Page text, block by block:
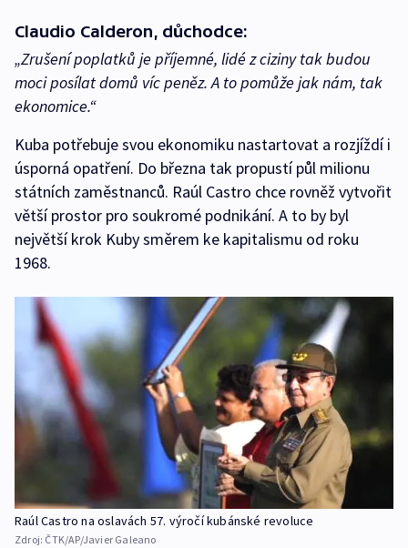
Claudio Calderon, důchodce:
„Zrušení poplatků je příjemné, lidé z ciziny tak budou
moci posílat domů víc peněz. A to pomůže jak nám, tak
ekonomice.“
Kuba potřebuje svou ekonomiku nastartovat a rozjíždí i
úsporná opatření. Do března tak propustí půl milionu
státních zaměstnanců. Raúl Castro chce rovněž vytvořit
větší prostor pro soukromé podnikání. A to by byl
největší krok Kuby směrem ke kapitalismu od roku
1968.
Raúl Castro na oslavách 57. výročí kubánské revoluce
Zdroj: ČTK/AP/Javier Galeano